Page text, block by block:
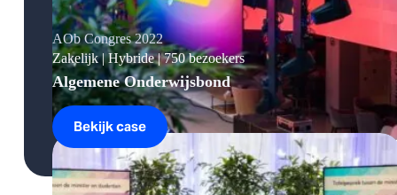
AOb Congres 2022
Zakelijk | Hybride | 750 bezoekers
Algemene Onderwijsbond
Bekijk case
AOb
Congres
2022